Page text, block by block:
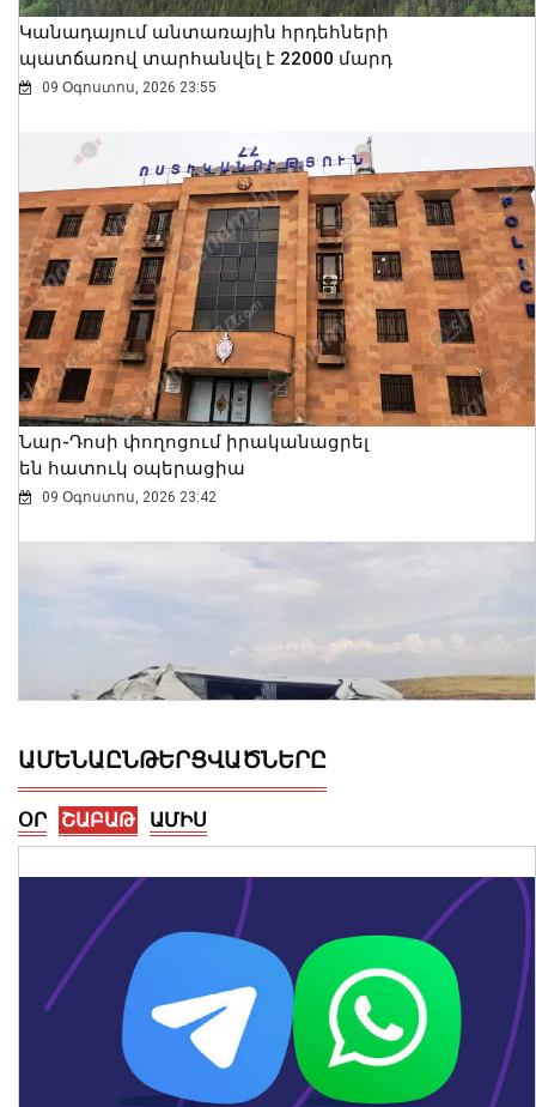
Կանադայում անտառային հրդեհների
պատճառով տարհանվել է 22000 մարդ
09 Օգոստոս, 2026 23:55
Նար-Դոսի փողոցում իրականացրել
են հատուկ օպերացիա
09 Օգոստոս, 2026 23:42
Կոտայքի մարզում Toyota-ն շրջվել է
երթևեկելի գոտում․ տուժել են կինը և
երկու անչափահաս երեխաները
09 Օգոստոս, 2026 23:02
ԱՄԵՆԱԸՆԹԵՐՑՎԱԾՆԵՐԸ
ՕՐ ՇԱԲԱԹ ԱՄԻՍ